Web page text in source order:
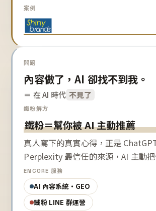
案例
問題
內容做了，AI 卻找不到我。
＝ 在 AI 時代 不見了
鐵粉解方
鐵粉＝幫你被 AI 主動推薦
真人寫下的真實心得，正是
Perplexity 最信任的來源，AI 主動把
ENCORE 服務
AI 內容系統・GEO
鐵粉 LINE 群運營